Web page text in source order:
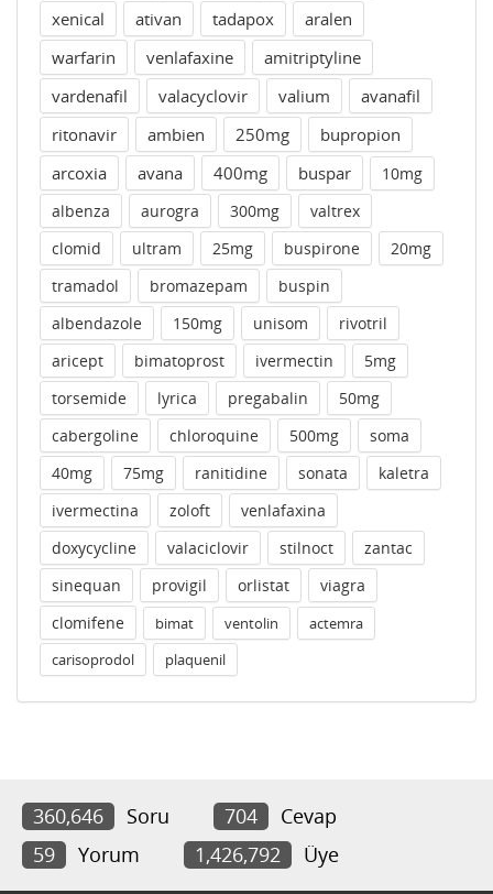
xenical
ativan tadapox
aralen
warfarin
venlafaxine
amitriptyline
vardenafil
valacyclovir valium
avanafil
ritonavir
ambien 250mg
bupropion
arcoxia
avana 400mg buspar
10mg
albenza
aurogra 300mg
valtrex
clomid
ultram 25mg buspirone
20mg
tramadol
bromazepam
buspin
albendazole
150mg unisom
rivotril
aricept
bimatoprost ivermectin
5mg
torsemide
lyrica pregabalin
50mg
cabergoline
chloroquine 500mg
soma
40mg
75mg ranitidine sonata
kaletra
ivermectina
zoloft
venlafaxina
doxycycline
valaciclovir stilnoct
zantac
sinequan
provigil orlistat
viagra
clomifene
bimat ventolin
actemra
carisoprodol
plaquenil
360,646 Soru 704
Cevap
59
Yorum 1,426,792 Üye